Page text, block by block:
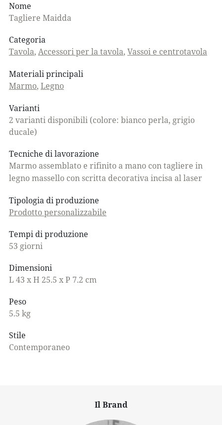
Nome
Tagliere Maidda
Categoria
Tavola, Accessori per la tavola, Vassoi e centrotavola
Materiali principali
Marmo, Legno
Varianti
2 varianti disponibili (colore: bianco perla, grigio
ducale)
Tecniche di lavorazione
Marmo assemblato e rifinito a mano con tagliere in
legno massello con scritta decorativa incisa al laser
Tipologia di produzione
Prodotto personalizzabile
Tempi di produzione
53 giorni
Dimensioni
L 43 x H 25.5 x P 7.2 cm
Peso
5.5 kg
Stile
Contemporaneo
Il Brand